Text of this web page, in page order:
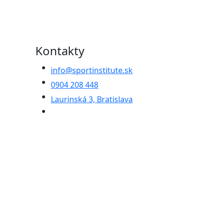
Kontakty
info@sportinstitute.sk
0904 208 448
Laurinská 3, Bratislava